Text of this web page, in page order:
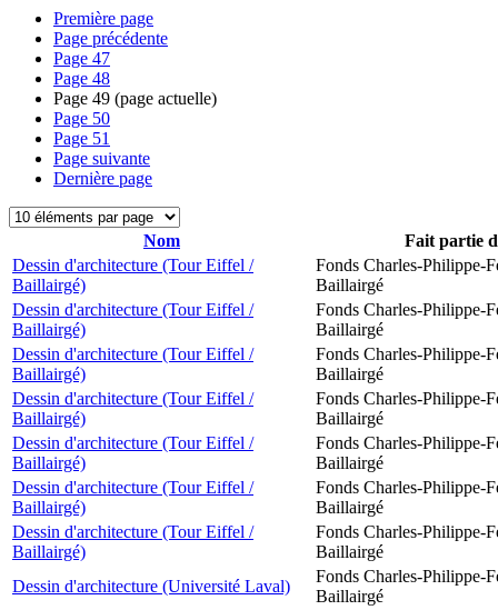
Première page
Page précédente
Page 47
Page 48
Page 49 (page actuelle)
Page 50
Page 51
Page suivante
Dernière page
Nom
Fait partie
Dessin d'architecture (Tour Eiffel /
Baillairgé)
Fonds Charles-Philippe-
Baillairgé
Dessin d'architecture (Tour Eiffel /
Baillairgé)
Fonds Charles-Philippe-
Baillairgé
Dessin d'architecture (Tour Eiffel /
Baillairgé)
Fonds Charles-Philippe-
Baillairgé
Dessin d'architecture (Tour Eiffel /
Baillairgé)
Fonds Charles-Philippe-
Baillairgé
Dessin d'architecture (Tour Eiffel /
Baillairgé)
Fonds Charles-Philippe-
Baillairgé
Dessin d'architecture (Tour Eiffel /
Baillairgé)
Fonds Charles-Philippe-
Baillairgé
Dessin d'architecture (Tour Eiffel /
Baillairgé)
Fonds Charles-Philippe-
Baillairgé
Dessin d'architecture (Université Laval)
Fonds Charles-Philippe-
Baillairgé